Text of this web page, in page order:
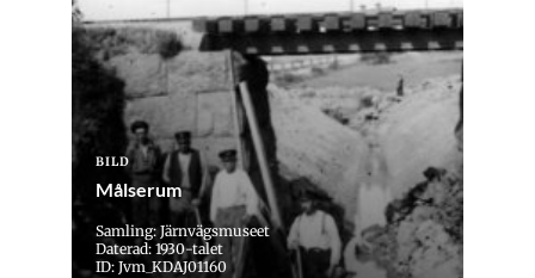
BILD
Målserum
Samling: Järnvägsmuseet
Daterad: 1930-talet
ID: Jvm_KDAJ01160